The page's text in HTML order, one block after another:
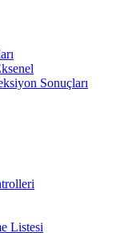
Sonuçları
Listesi